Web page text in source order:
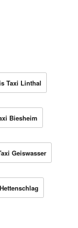
Taxi Linthal
Biesheim
Geiswasser